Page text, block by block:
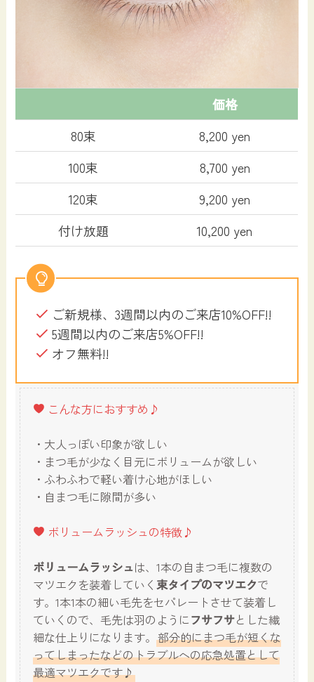
価格
80束
8,200 yen
100束
8,700 yen
120束
9,200 yen
付け放題
10,200 yen
ご新規様、3週間以内のご来店⁡⁡10%OFF⁡!!
5週間以内のご来店5%OFF!!
オフ無料!!
こんな方におすすめ♪
・大人っぽい印象が欲しい
・まつ毛が少なく目元にボリュームが欲しい
・ふわふわで軽い着け心地がほしい
・自まつ毛に隙間が多い
ボリュームラッシュの特徴♪
ボリュームラッシュは、1本の自まつ毛に複数の
マツエクを装着していく 束タイプのマツエクで
す。1本1本の細い毛先をセパレートさせて装着し
ていくので、毛先は羽のようにフサフサとした繊
細な仕上りになります。 部分的にまつ毛が短くな
ってしまったなどのトラブルへの応急処置として
最適マツエクです♪